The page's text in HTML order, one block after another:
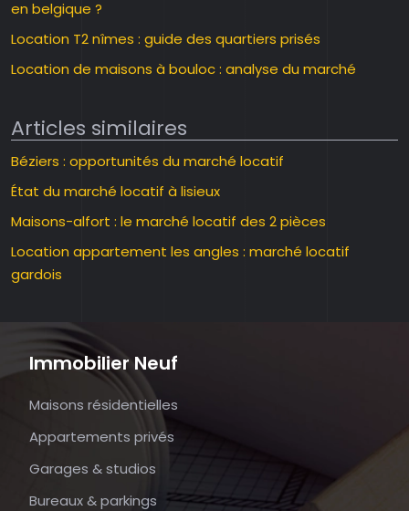
en belgique ?
Location T2 nîmes : guide des quartiers prisés
Location de maisons à bouloc : analyse du marché
Articles similaires
Béziers : opportunités du marché locatif
État du marché locatif à lisieux
Maisons-alfort : le marché locatif des 2 pièces
Location appartement les angles : marché locatif
gardois
Immobilier Neuf
Maisons résidentielles
Appartements privés
Garages & studios
Bureaux & parkings